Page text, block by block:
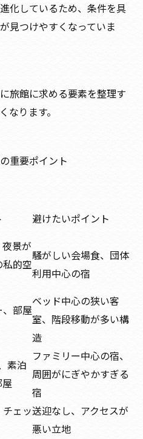
化しているため、条件を具
見つけやすくなっていま
旅館に求める要素を整理す
なります。
重要ポイント
避けたいポイント
景が
的空
騒がしい会場食、団体
利用中心の宿
部屋
ベッド中心の狭い客
室、階段移動が多い構
造
素泊
ファミリー中心の宿、
周囲がにぎやかすぎる
宿
ェッ送迎なし、アクセスが
悪い立地